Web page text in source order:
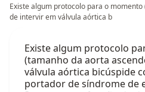
Existe algum protocolo para o
de intervir em válvula aórtica b
Existe algum protocolo
(tamanho da aorta
válvula aórtica bicúspide
portador de síndrome de